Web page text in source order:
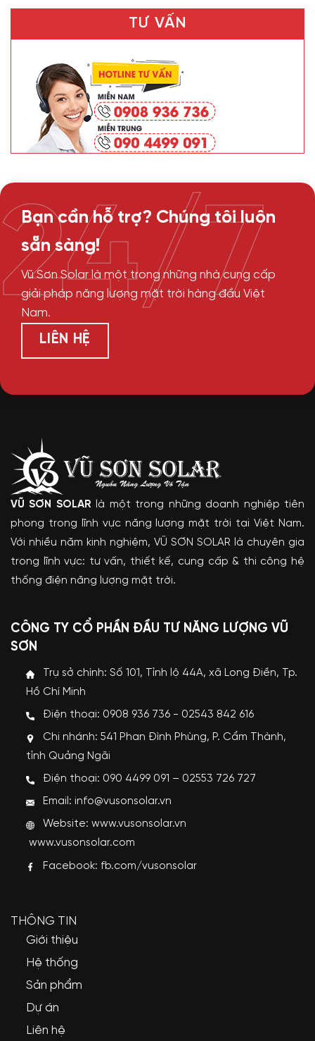
TƯ VẤN
Bạn cần hỗ trợ? Chúng tôi luôn
sẵn sàng!
Vũ Sơn Solar là một trong những nhà cung cấp
giải pháp năng lượng mặt trời hàng đầu Việt
Nam.
LIÊN HỆ
24/7
VŨ SƠN SOLAR là một trong những doanh nghiệp tiên
phong trong lĩnh vực năng lượng mặt trời tại Việt Nam.
Với nhiều năm kinh nghiệm, VŨ SƠN SOLAR là chuyên gia
trong lĩnh vực: tư vấn, thiết kế, cung cấp & thi công hệ
thống điện năng lượng mặt trời.
CÔNG TY CỔ PHẦN ĐẦU TƯ NĂNG LƯỢNG VŨ
SƠN
Trụ sở chính: Số 101, Tỉnh lộ 44A, xã Long Điền, Tp.
Hồ Chí Minh
Điện thoại: 0908 936 736 - 02543 842 616
Chi nhánh: 541 Phan Đình Phùng, P. Cẩm Thành,
tỉnh Quảng Ngãi
Điện thoại: 090 4499 091 – 02553 726 727
Email: info@vusonsolar.vn
Website:www.vusonsolar.vn
www.vusonsolar.com
Facebook: fb.com/vusonsolar
THÔNG TIN
Giới thiệu
Hệ thống
Sản phẩm
Dự án
Liên hệ